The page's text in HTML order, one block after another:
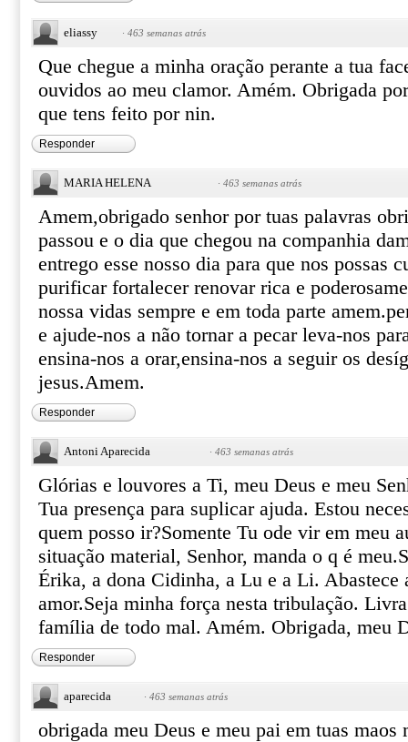
eliassy · 463 semanas atrás
Que chegue a minha oração perante a tua
ouvidos ao meu clamor. Amém. Obrigada
que tens feito por nin.
Responder
MARIA HELENA · 463 semanas atrás
Amem,obrigado senhor por tuas palavras
passou e o dia que chegou na companhia
entrego esse nosso dia para que nos possas
purificar fortalecer renovar rica e
nossa vidas sempre e em toda parte
e ajude-nos a não tornar a pecar leva-nos
ensina-nos a orar,ensina-nos a seguir os
jesus.Amem.
Responder
Antoni Aparecida · 463 semanas atrás
Glórias e louvores a Ti, meu Deus e meu
Tua presença para suplicar ajuda. Estou
quem posso ir?Somente Tu ode vir em meu
situação material, Senhor, manda o q é
Érika, a dona Cidinha, a Lu e a Li. Abastece
amor.Seja minha força nesta tribulação.
família de todo mal. Amém. Obrigada, meu
Responder
aparecida · 463 semanas atrás
obrigada meu Deus e meu pai em tuas maos